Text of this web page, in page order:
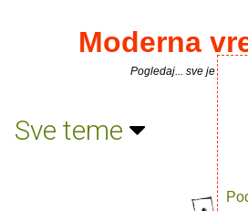
Moderna
Pogledaj... sve je puno
Sve teme